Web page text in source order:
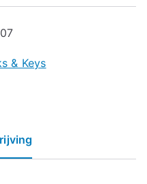
& Keys